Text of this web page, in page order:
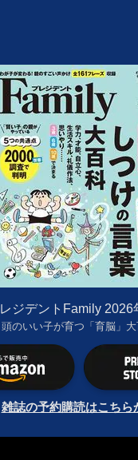
ジデントFamily 2026
頭のいい子が育つ「育脳」
雑誌の予約購読はこちら